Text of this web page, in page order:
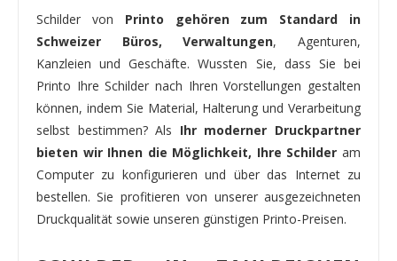
Schilder von Printo gehören zum Standard in
Schweizer Büros, Verwaltungen, Agenturen,
Kanzleien und Geschäfte. Wussten Sie, dass Sie bei
Printo Ihre Schilder nach Ihren Vorstellungen gestalten
können, indem Sie Material, Halterung und Verarbeitung
selbst bestimmen? Als Ihr moderner Druckpartner
bieten wir Ihnen die Möglichkeit, Ihre Schilder am
Computer zu konfigurieren und über das Internet zu
bestellen. Sie profitieren von unserer ausgezeichneten
Druckqualität sowie unseren günstigen Printo-Preisen.